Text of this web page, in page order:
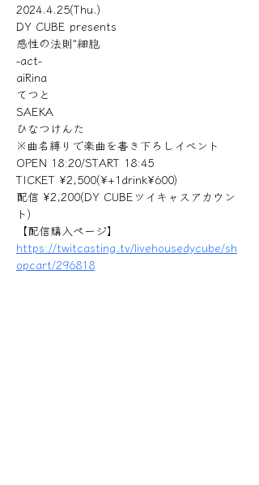
2024.4.25(Thu.)
DY CUBE presents
感性の法則"細胞
-act-
aiRina
てつと
SAEKA
ひなつけんた
※曲名縛りで楽曲を書き下ろしイベント
OPEN 18:20/START 18:45
TICKET ¥2,500(¥+1drink¥600)
配信 ¥2,200(DY CUBEツイキャスアカウン
ト)
【配信購入ページ】
https://twitcasting.tv/livehousedycube/sh
opcart/296818